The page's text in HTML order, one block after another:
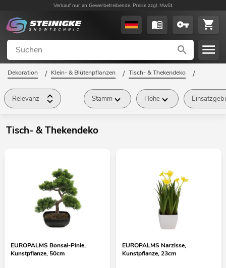
Verkauf nur an Gewerbetreibende. Preise zzgl. MwSt.
Dekoration / Klein- & Blütenpflanzen / Tisch- & Thekendeko /
Relevanz Stamm Höhe
Tisch- & Thekendeko
EUROPALMS Bonsai-Pinie,
Kunstpflanze, 50cm
EUROPALMS Narzisse,
Kunstpflanze, 23cm